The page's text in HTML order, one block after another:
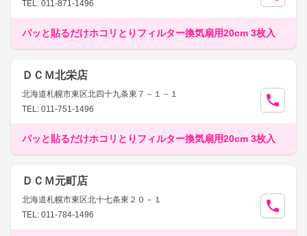
TEL: 011-871-1496
パッと貼るだけホコリとりフィルター換気扇用20cm 3枚入
ＤＣＭ北栄店
北海道札幌市東区北四十九条東７－１－１
TEL: 011-751-1496
パッと貼るだけホコリとりフィルター換気扇用20cm 3枚入
ＤＣＭ元町店
北海道札幌市東区北十七条東２０－１
TEL: 011-784-1496